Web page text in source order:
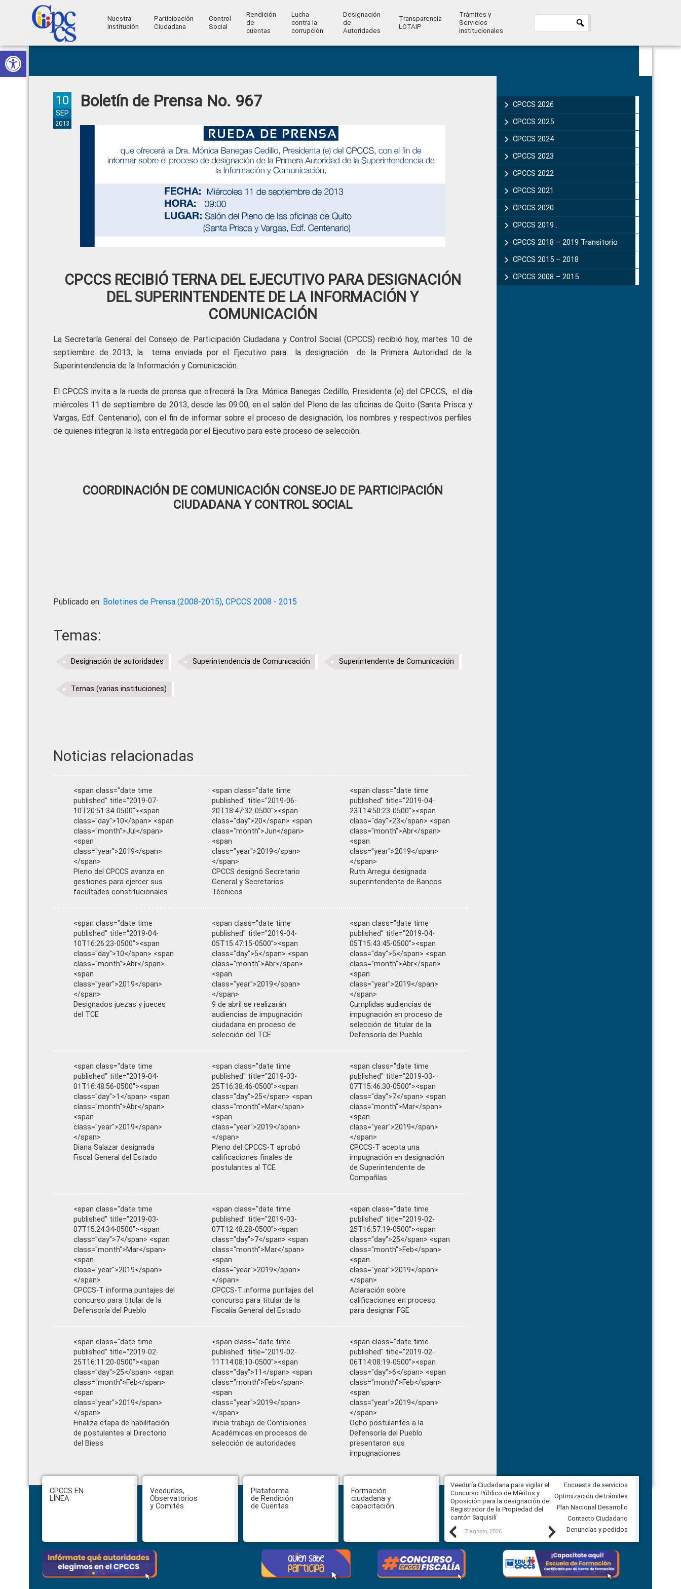
Abrir barra de herramientas
Skip
to
primary
Skip
to
main
Skip
to
primary
Skip
to
footer
Ciudadana
Control
Ciudadano
Nuestra
Institución
Participación
Ciudadana
Control
Social
Rendición
de
cuentas
Lucha
contra la
corrupción
Designación
de
Autoridades
Transparencia-
LOTAIP
Trámites y
Servicios
institucionales
Boletín de Prensa No. 967
10
SEP
2013
CPCCS RECIBIÓ TERNA DEL EJECUTIVO PARA DESIGNACIÓN
DEL SUPERINTENDENTE DE LA INFORMACIÓN Y
COMUNICACIÓN
La Secretaría General del Consejo de Participación Ciudadana y Control Social (CPCCS) recibió hoy, martes 10 de
septiembre de 2013, la terna enviada por el Ejecutivo para la designación de la Primera Autoridad de la
Superintendencia de la Información y Comunicación.
El CPCCS invita a la rueda de prensa que ofrecerá la Dra. Mónica Banegas Cedillo, Presidenta (e) del CPCCS, el día
miércoles 11 de septiembre de 2013, desde las 09:00, en el salón del Pleno de las oficinas de Quito (Santa Prisca y
Vargas, Edf. Centenario), con el fin de informar sobre el proceso de designación, los nombres y respectivos perfiles
de quienes integran la lista entregada por el Ejecutivo para este proceso de selección.
COORDINACIÓN DE COMUNICACIÓN CONSEJO DE PARTICIPACIÓN
CIUDADANA Y CONTROL SOCIAL
Publicado en: Boletines de Prensa (2008-2015), CPCCS 2008 - 2015
Temas:
Designación de autoridades Superintendencia de Comunicación Superintendente de Comunicación
Ternas (varias instituciones)
Noticias relacionadas
<span class="date time
published" title="2019-07-
10T20:51:34-0500"><span
class="day">10</span> <span
class="month">Jul</span>
<span
class="year">2019</span>
</span>
Pleno del CPCCS avanza en
gestiones para ejercer sus
facultades constitucionales
<span class="date time
published" title="2019-06-
20T18:47:32-0500"><span
class="day">20</span> <span
class="month">Jun</span>
<span
class="year">2019</span>
</span>
CPCCS designó Secretario
General y Secretarios
Técnicos
<span class="date time
published" title="2019-04-
23T14:50:23-0500"><span
class="day">23</span> <span
class="month">Abr</span>
<span
class="year">2019</span>
</span>
Ruth Arregui designada
superintendente de Bancos
<span class="date time
published" title="2019-04-
10T16:26:23-0500"><span
class="day">10</span> <span
class="month">Abr</span>
<span
class="year">2019</span>
</span>
Designados juezas y jueces
del TCE
<span class="date time
published" title="2019-04-
05T15:47:15-0500"><span
class="day">5</span> <span
class="month">Abr</span>
<span
class="year">2019</span>
</span>
9 de abril se realizarán
audiencias de impugnación
ciudadana en proceso de
selección del TCE
<span class="date time
published" title="2019-04-
05T15:43:45-0500"><span
class="day">5</span> <span
class="month">Abr</span>
<span
class="year">2019</span>
</span>
Cumplidas audiencias de
impugnación en proceso de
selección de titular de la
Defensoría del Pueblo
<span class="date time
published" title="2019-04-
01T16:48:56-0500"><span
class="day">1</span> <span
class="month">Abr</span>
<span
class="year">2019</span>
</span>
Diana Salazar designada
Fiscal General del Estado
<span class="date time
published" title="2019-03-
25T16:38:46-0500"><span
class="day">25</span> <span
class="month">Mar</span>
<span
class="year">2019</span>
</span>
Pleno del CPCCS-T aprobó
calificaciones finales de
postulantes al TCE
<span class="date time
published" title="2019-03-
07T15:46:30-0500"><span
class="day">7</span> <span
class="month">Mar</span>
<span
class="year">2019</span>
</span>
CPCCS-T acepta una
impugnación en designación
de Superintendente de
Compañías
<span class="date time
published" title="2019-03-
07T15:24:34-0500"><span
class="day">7</span> <span
class="month">Mar</span>
<span
class="year">2019</span>
</span>
CPCCS-T informa puntajes del
concurso para titular de la
Defensoría del Pueblo
<span class="date time
published" title="2019-03-
07T12:48:28-0500"><span
class="day">7</span> <span
class="month">Mar</span>
<span
class="year">2019</span>
</span>
CPCCS-T informa puntajes del
concurso para titular de la
Fiscalía General del Estado
<span class="date time
published" title="2019-02-
25T16:57:19-0500"><span
class="day">25</span> <span
class="month">Feb</span>
<span
class="year">2019</span>
</span>
Aclaración sobre
calificaciones en proceso
para designar FGE
<span class="date time
published" title="2019-02-
25T16:11:20-0500"><span
class="day">25</span> <span
class="month">Feb</span>
<span
class="year">2019</span>
</span>
Finaliza etapa de habilitación
de postulantes al Directorio
del Biess
<span class="date time
published" title="2019-02-
11T14:08:10-0500"><span
class="day">11</span> <span
class="month">Feb</span>
<span
class="year">2019</span>
</span>
Inicia trabajo de Comisiones
Académicas en procesos de
selección de autoridades
<span class="date time
published" title="2019-02-
06T14:08:19-0500"><span
class="day">6</span> <span
class="month">Feb</span>
<span
class="year">2019</span>
</span>
Ocho postulantes a la
Defensoría del Pueblo
presentaron sus
impugnaciones
Sidebar
CPCCS 2026
CPCCS 2025
CPCCS 2024
CPCCS 2023
CPCCS 2022
CPCCS 2021
CPCCS 2020
CPCCS 2019 .
CPCCS 2018 – 2019 Transitorio
CPCCS 2015 – 2018
CPCCS 2008 – 2015
Footer
CPCCS EN
LÍNEA
Veedurías,
Observatorios
y Comités
Plataforma
de Rendición
de Cuentas
Formación
ciudadana y
capacitación
Previous
CPCCS aprueba convocatoria a
Veeduría para designación de la
autoridad de la SOT
Veeduría Ciudadana para vigilar el
Concurso Público de Méritos y
Oposición para la designación del
Registrador de la Propiedad del
cantón Saquisilí
7 agosto, 2026
Veeduría Ciudadana para vigilar la
construcción del asfaltado de
Ballenita del cantón Santa Elena
7 agosto, 2026
Next
Encuesta de servicios
Optimización de trámites
Plan Nacional Desarrollo
Contacto Ciudadano
Denuncias y pedidos